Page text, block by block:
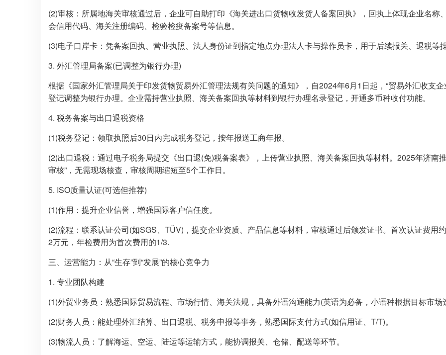
(2)审核：所属地海关审核通过后，企业可自助打印《海关进出口货物收发货人备案回执》，回执上体现企业名称
会信用代码、海关注册编码、检验检疫备案号等信息。
(3)电子口岸卡：凭备案回执、营业执照、法人身份证到指定地点办理法人卡与操作员卡，用于后续报关、退税等
3. 外汇管理局备案(已调整为银行办理)
根据《国家外汇管理局关于印发货物贸易外汇管理法规有关问题的通知》，自2024年6月1日起，“贸易外汇收支企
登记调整为银行办理。企业需持营业执照、海关备案回执等材料到银行办理名录登记，开通多币种收付功能。
4. 税务备案与出口退税资格
(1)税务登记：领取执照后30日内完成税务登记，按年报送工商年报。
(2)出口退税：通过电子税务局提交《出口退(免)税备案表》，上传营业执照、海关备案回执等材料。2025年济南
审核”，无需现场核查，审核周期缩短至5个工作日。
5. ISO质量认证(可选但推荐)
(1)作用：提升企业信誉，增强国际客户信任度。
(2)流程：联系认证公司(如SGS、TÜV)，提交企业资质、产品信息等材料，审核通过后颁发证书。首次认证费用
2万元，年检费用为首次费用的1/3.
三、运营能力：从“生存”到“发展”的核心竞争力
1. 专业团队构建
(1)外贸业务员：熟悉国际贸易流程、市场行情、海关法规，具备外语沟通能力(英语为必备，小语种根据目标市场
(2)财务人员：能处理外汇结算、出口退税、税务申报等事务，熟悉国际支付方式(如信用证、T/T)。
(3)物流人员：了解海运、空运、陆运等运输方式，能协调报关、仓储、配送等环节。